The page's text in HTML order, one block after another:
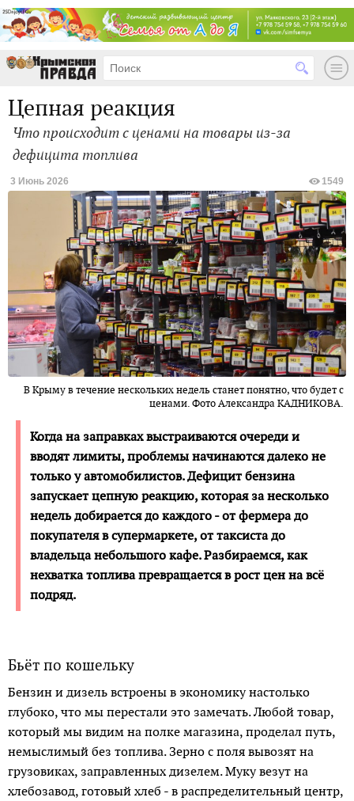
Цепная реакция
Что происходит с ценами на товары из-за
дефицита топлива
3 Июнь 2026 1549
В Крыму в течение нескольких недель станет понятно, что будет с
ценами. Фото Александра КАДНИКОВА.
Когда на заправках выстраиваются очереди и
вводят лимиты, проблемы начинаются далеко не
только у автомобилистов. Дефицит бензина
запускает цепную реакцию, которая за несколько
недель добирается до каждого - от фермера до
покупателя в супермаркете, от таксиста до
владельца небольшого кафе. Разбираемся, как
нехватка топлива превращается в рост цен на всё
подряд.
Бьёт по кошельку
Бензин и дизель встроены в экономику настолько
глубоко, что мы перестали это замечать. Любой товар,
который мы видим на полке магазина, проделал путь,
немыслимый без топлива. Зерно с поля вывозят на
грузовиках, заправленных дизелем. Муку везут на
хлебозавод, готовый хлеб - в распределительный центр,